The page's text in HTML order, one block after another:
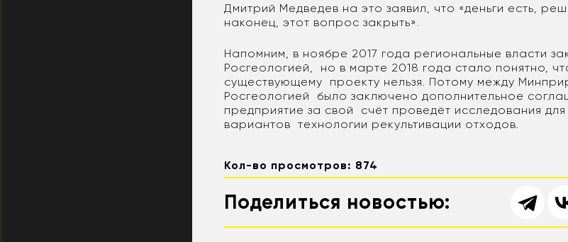
Дмитрий Медведев на это заявил, что «деньги есть,
наконец, этот вопрос закрыть».
Напомним, в ноябре 2017 года региональные власти
Росгеологией, но в марте 2018 года стало понятно,
существующему проекту нельзя. Потому между
Росгеологией было заключено дополнительное
предприятие за свой счёт проведёт исследования
вариантов технологии рекультивации отходов.
Кол-во просмотров: 874
Поделиться новостью: